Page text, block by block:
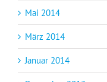
Mai 2014
März 2014
Januar 2014